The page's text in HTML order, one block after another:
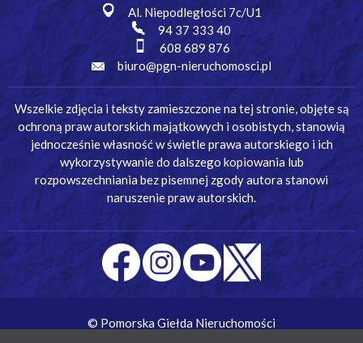
Al. Niepodległości 7c/U1
94 37 333 40
608 689 876
biuro@pgn-nieruchomosci.pl
Wszelkie zdjęcia i teksty zamieszczone na tej stronie, objęte są
ochroną praw autorskich majątkowych i osobistych, stanowią
jednocześnie własność w świetle prawa autorskiego i ich
wykorzystywanie do dalszego kopiowania lub
rozpowszechniania bez pisemnej zgody autora stanowi
naruszenie praw autorskich.
© Pomorska Giełda Nieruchomości